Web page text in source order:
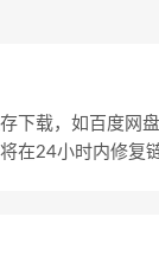
下载，如百度网
在24小时内修复链